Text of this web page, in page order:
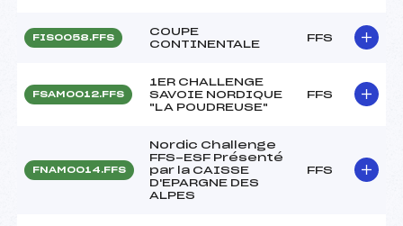
FIS0058.FFS
COUPE
CONTINENTALE
FFS
FSAM0012.FFS
1ER CHALLENGE
SAVOIE NORDIQUE
"LA POUDREUSE"
FFS
FNAM0014.FFS
Nordic Challenge
FFS-ESF Présenté
par la CAISSE
D'EPARGNE DES
ALPES
FFS